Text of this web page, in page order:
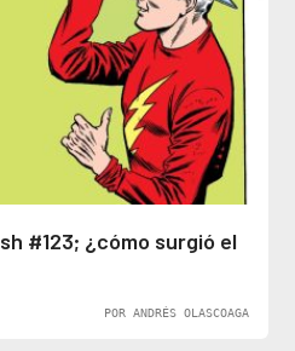
#123; ¿cómo surgió el
POR ANDRÉS OLASCOAGA